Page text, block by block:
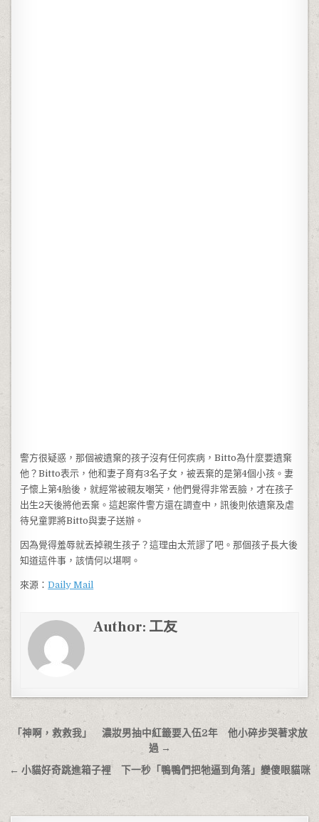
警方很疑惑，那個被遺棄的孩子沒有任何疾病，Bitto為什麼要遺棄
他？Bitto表示，他和妻子育有3名子女，被丟棄的是第4個小孩。妻
子懷上第4胎後，就經常被親友嘲笑，他們覺得非常丟臉，才在孩子
出生2天後將他丟棄。這起案件警方還在調查中，訊後則依遺棄及虐
待兒童罪將Bitto與妻子送辦。
因為覺得羞辱就丟掉親生孩子？這理由太荒謬了吧。那個孩子長大後
知道這件事，該情何以堪啊。
來源：Daily Mail
Author: 工友
文章導覽
「神啊，救救我」 濃妝男抽中紅籤要入伍2年 他小碎步哭著求放
過 →
← 小貓好奇跳進箱子裡 下一秒「鴨鴨們把牠逼到角落」變傻眼貓咪